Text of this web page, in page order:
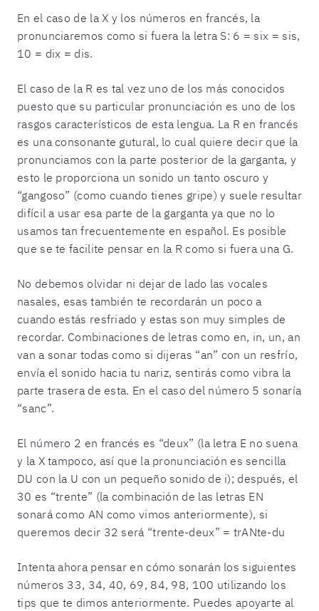
En el caso de la X y los números en francés, la
pronunciaremos como si fuera la letra S: 6 = six = sis,
10 = dix = dis.
El caso de la R es tal vez uno de los más conocidos
puesto que su particular pronunciación es uno de los
rasgos característicos de esta lengua. La R en francés
es una consonante gutural, lo cual quiere decir que la
pronunciamos con la parte posterior de la garganta, y
esto le proporciona un sonido un tanto oscuro y
“gangoso” (como cuando tienes gripe) y suele resultar
difícil a usar esa parte de la garganta ya que no lo
usamos tan frecuentemente en español. Es posible
que se te facilite pensar en la R como si fuera una G.
No debemos olvidar ni dejar de lado las vocales
nasales, esas también te recordarán un poco a
cuando estás resfriado y estas son muy simples de
recordar. Combinaciones de letras como en, in, un, an
van a sonar todas como si dijeras “an” con un resfrío,
envía el sonido hacia tu nariz, sentirás como vibra la
parte trasera de esta. En el caso del número 5 sonaría
“sanc”.
El número 2 en francés es “deux” (la letra E no suena
y la X tampoco, así que la pronunciación es sencilla
DU con la U con un pequeño sonido de i); después, el
30 es “trente” (la combinación de las letras EN
sonará como AN como vimos anteriormente), si
queremos decir 32 será “trente-deux” = trANte-du
Intenta ahora pensar en cómo sonarán los siguientes
números 33, 34, 40, 69, 84, 98, 100 utilizando los
tips que te dimos anteriormente. Puedes apoyarte al